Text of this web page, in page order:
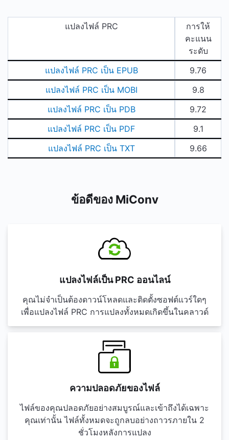
แปลงไฟล์ PRC
การให้
คะแนน
ระดับ
แปลงไฟล์ PRC เป็น EPUB
9.76
แปลงไฟล์ PRC เป็น MOBI
9.8
แปลงไฟล์ PRC เป็น PDB
9.72
แปลงไฟล์ PRC เป็น PDF
9.1
แปลงไฟล์ PRC เป็น TXT
9.66
ข้อดีของ MiConv
แปลงไฟล์เป็น PRC ออนไลน์
คุณไม่จำเป็นต้องดาวน์โหลดและติดตั้งซอฟต์แวร์ใดๆ
เพื่อแปลงไฟล์ PRC การแปลงทั้งหมดเกิดขึ้นในคลาวด์
ความปลอดภัยของไฟล์
ไฟล์ของคุณปลอดภัยอย่างสมบูรณ์และเข้าถึงได้เฉพาะ
คุณเท่านั้น ไฟล์ทั้งหมดจะถูกลบอย่างถาวรภายใน 2
ชั่วโมงหลังการแปลง